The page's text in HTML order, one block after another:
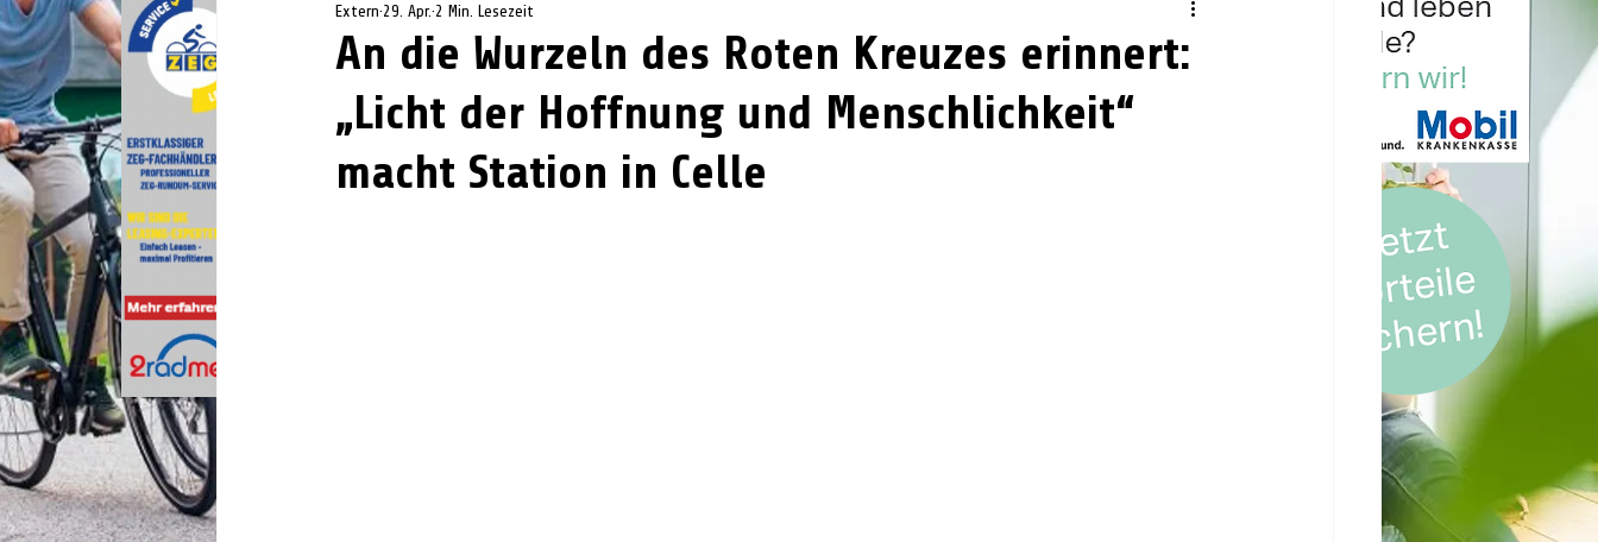
An die Wurzeln des Roten Kreuzes erinnert:
„Licht der Hoffnung und Menschlichkeit“
macht Station in Celle
Extern 29. Apr. 2 Min. Lesezeit